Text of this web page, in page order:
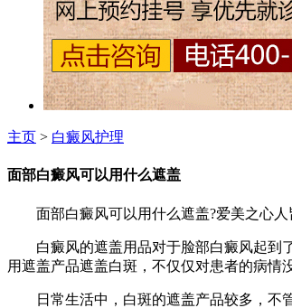
主页 > 白癜风护理
面部白癜风可以用什么遮盖
面部白癜风可以用什么遮盖?爱美之心人
白癜风的遮盖用品对于脸部白癜风起到了
用遮盖产品遮盖白斑，不仅仅对患者的病情
日常生活中，白斑的遮盖产品较多，不管